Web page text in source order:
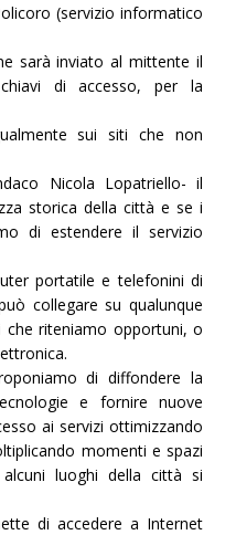
(servizio informatico
sarà inviato al mittente il
di accesso, per la
sui siti che non
Nicola Lopatriello- il
storica della città e se i
di estendere il servizio
portatile e telefonini di
collegare su qualunque
riteniamo opportuni, o
di diffondere la
e fornire nuove
ai servizi ottimizzando
momenti e spazi
luoghi della città si
di accedere a Internet